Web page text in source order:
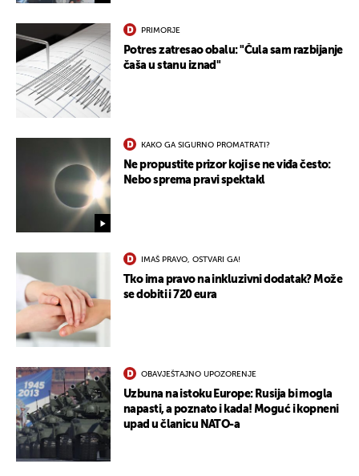
PRIMORJE
Potres zatresao obalu: "Čula sam razbijanje
čaša u stanu iznad"
KAKO GA SIGURNO PROMATRATI?
Ne propustite prizor koji se ne viđa često:
Nebo sprema pravi spektakl
IMAŠ PRAVO, OSTVARI GA!
Tko ima pravo na inkluzivni dodatak? Može
se dobiti i 720 eura
OBAVJEŠTAJNO UPOZORENJE
Uzbuna na istoku Europe: Rusija bi mogla
napasti, a poznato i kada! Moguć i kopneni
upad u članicu NATO-a
UKLJUČITE NOTIFIKACIJE